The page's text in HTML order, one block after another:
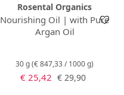
Rosental Organics
Nourishing Oil | with Pure
Argan Oil
30 g(€ 847,33 / 1000 g)
Verkaufspreis:
€ 25,42 Regulärer Preis:
€ 29,90